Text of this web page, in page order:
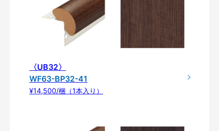
〈UB32〉
WF63-BP32-41
¥14,500/梱（1本入り）